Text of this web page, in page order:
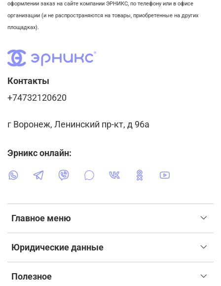
оформлении заказ на сайте компании ЭРНИКС, по телефону или в офисе
организации (и не распространяются на товары, приобретенные на других
площадках).
Главное меню
Юридические данные
Полезное
Контакты
+74732120620
г Воронеж, Ленинский пр-кт, д 96а
Эрникс онлайн: